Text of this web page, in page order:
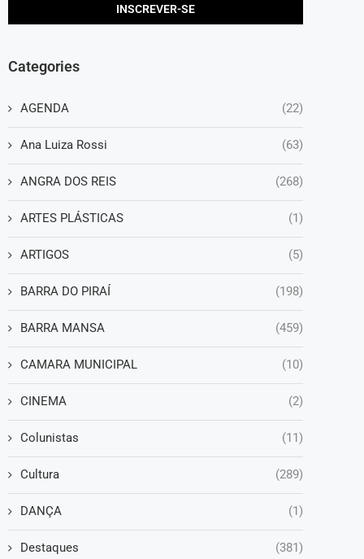
Categories
AGENDA (22)
Ana Luiza Rossi (63)
ANGRA DOS REIS (268)
ARTES PLÁSTICAS (1)
ARTIGOS (5)
BARRA DO PIRAÍ (198)
BARRA MANSA (459)
CAMARA MUNICIPAL (10)
CINEMA (2)
Colunistas (11)
Cultura (289)
DANÇA (1)
Destaques (381)